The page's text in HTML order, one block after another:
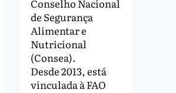
Conselho Nacional
de Segurança
Alimentar e
Nutricional
(Consea).
Desde 2013, está
vinculada à FAO